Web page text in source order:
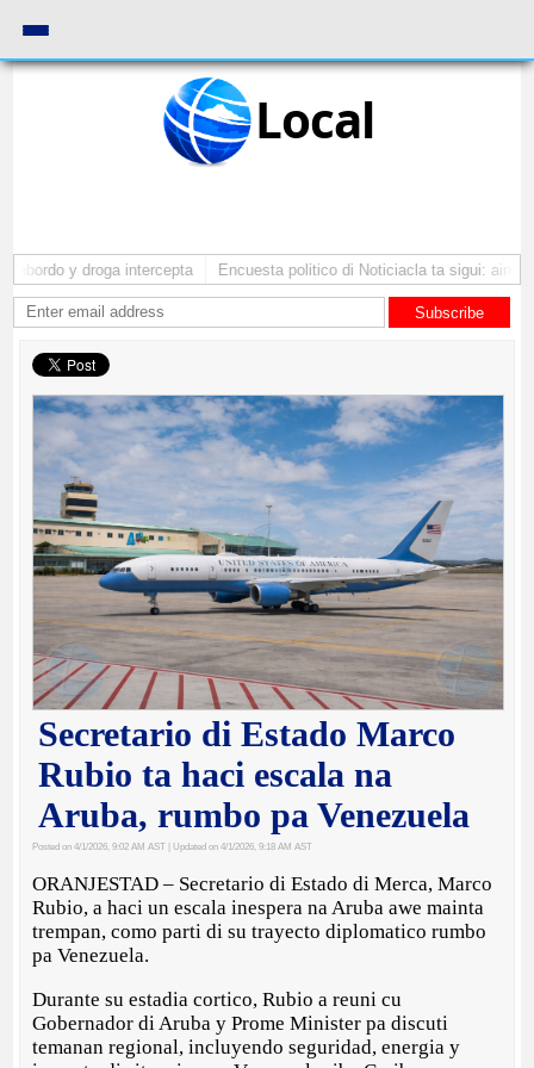
Local
y droga intercepta Encuesta politico di Noticiacla ta sigui: ainda
Subscribe
Secretario di Estado Marco
Rubio ta haci escala na
Aruba, rumbo pa Venezuela
Posted on 4/1/2026, 9:02 AM AST | Updated on 4/1/2026, 9:18 AM AST
ORANJESTAD – Secretario di Estado di Merca, Marco
Rubio, a haci un escala inespera na Aruba awe mainta
trempan, como parti di su trayecto diplomatico rumbo
pa Venezuela.
Durante su estadia cortico, Rubio a reuni cu
Gobernador di Aruba y Prome Minister pa discuti
temanan regional, incluyendo seguridad, energia y